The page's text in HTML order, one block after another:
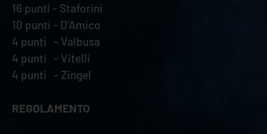
16 punti - Staforini
10 punti - D'Amico
4 punti - Valbusa
4 punti - Vitelli
4 punti - Zingel
REGOLAMENTO